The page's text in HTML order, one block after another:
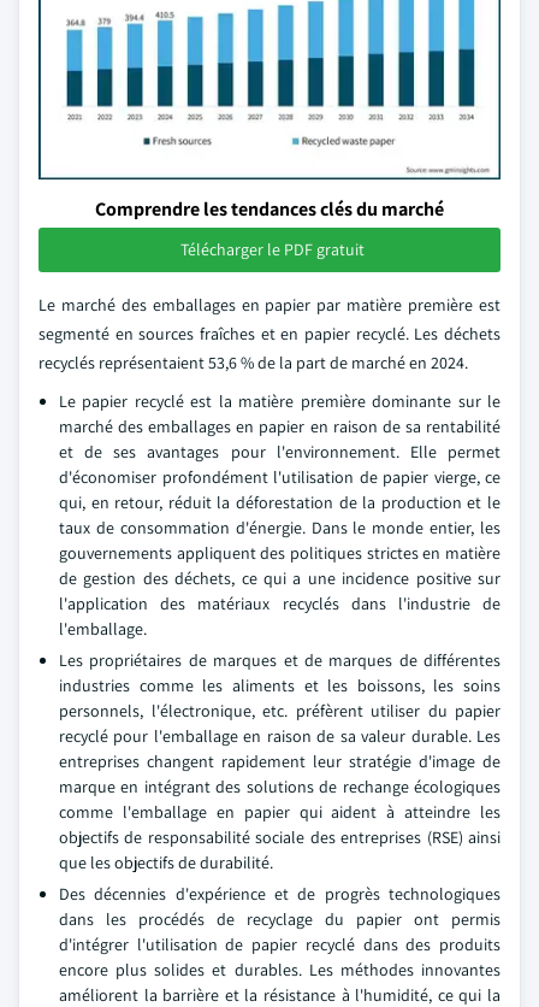
Comprendre les tendances clés du marché
Télécharger le PDF gratuit
Le marché des emballages en papier par matière première est
segmenté en sources fraîches et en papier recyclé. Les déchets
recyclés représentaient 53,6 % de la part de marché en 2024.
Le papier recyclé est la matière première dominante sur le
marché des emballages en papier en raison de sa rentabilité
et de ses avantages pour l'environnement. Elle permet
d'économiser profondément l'utilisation de papier vierge, ce
qui, en retour, réduit la déforestation de la production et le
taux de consommation d'énergie. Dans le monde entier, les
gouvernements appliquent des politiques strictes en matière
de gestion des déchets, ce qui a une incidence positive sur
l'application des matériaux recyclés dans l'industrie de
l'emballage.
Les propriétaires de marques et de marques de différentes
industries comme les aliments et les boissons, les soins
personnels, l'électronique, etc. préfèrent utiliser du papier
recyclé pour l'emballage en raison de sa valeur durable. Les
entreprises changent rapidement leur stratégie d'image de
marque en intégrant des solutions de rechange écologiques
comme l'emballage en papier qui aident à atteindre les
objectifs de responsabilité sociale des entreprises (RSE) ainsi
que les objectifs de durabilité.
Des décennies d'expérience et de progrès technologiques
dans les procédés de recyclage du papier ont permis
d'intégrer l'utilisation de papier recyclé dans des produits
encore plus solides et durables. Les méthodes innovantes
améliorent la barrière et la résistance à l'humidité, ce qui la